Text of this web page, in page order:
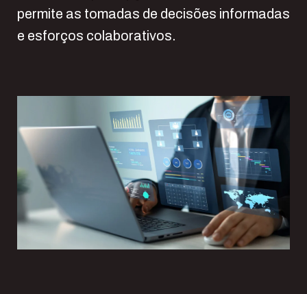
permite as tomadas de decisões informadas
e esforços colaborativos.